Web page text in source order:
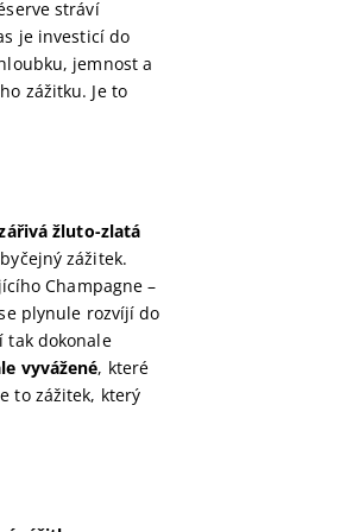
stráví
je investicí do
jemnost a
zážitku. Je to
žluto-zlatá
zážitek.
Champagne –
plynule rozvíjí do
tak dokonale
vyvážené, které
to zážitek, který